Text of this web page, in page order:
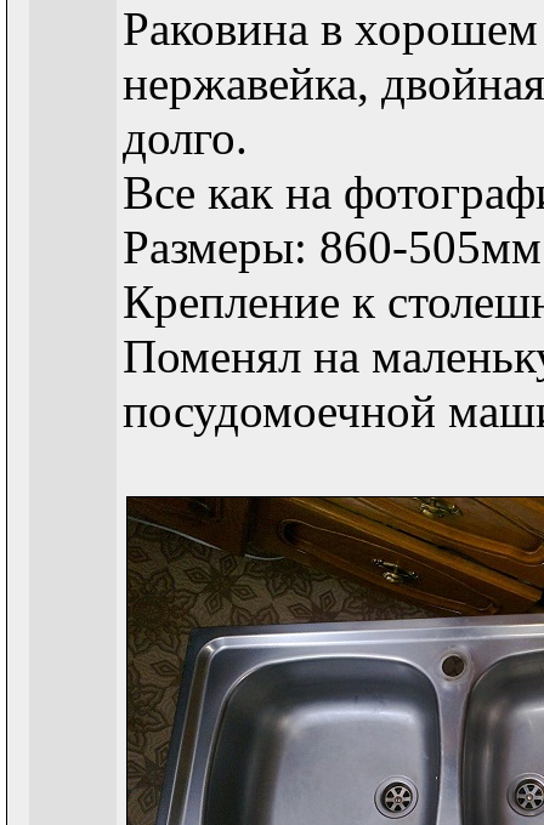
Раковина в
нержавейка,
долго.
Все как на
Размеры: 860-
Крепление к
Поменял на
посудомоечной